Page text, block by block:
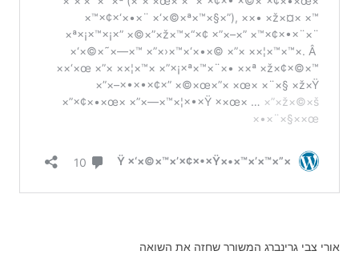
אורי צבי גרינברג המשורר שחזה את השואה